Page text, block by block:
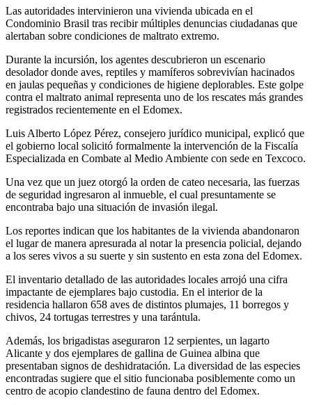
Las autoridades intervinieron una vivienda ubicada en el
Condominio Brasil tras recibir múltiples denuncias ciudadanas que
alertaban sobre condiciones de maltrato extremo.
Durante la incursión, los agentes descubrieron un escenario
desolador donde aves, reptiles y mamíferos sobrevivían hacinados
en jaulas pequeñas y condiciones de higiene deplorables. Este golpe
contra el maltrato animal representa uno de los rescates más grandes
registrados recientemente en el Edomex.
Luis Alberto López Pérez, consejero jurídico municipal, explicó que
el gobierno local solicitó formalmente la intervención de la Fiscalía
Especializada en Combate al Medio Ambiente con sede en Texcoco.
Una vez que un juez otorgó la orden de cateo necesaria, las fuerzas
de seguridad ingresaron al inmueble, el cual presuntamente se
encontraba bajo una situación de invasión ilegal.
Los reportes indican que los habitantes de la vivienda abandonaron
el lugar de manera apresurada al notar la presencia policial, dejando
a los seres vivos a su suerte y sin sustento en esta zona del Edomex.
El inventario detallado de las autoridades locales arrojó una cifra
impactante de ejemplares bajo custodia. En el interior de la
residencia hallaron 658 aves de distintos plumajes, 11 borregos y
chivos, 24 tortugas terrestres y una tarántula.
Además, los brigadistas aseguraron 12 serpientes, un lagarto
Alicante y dos ejemplares de gallina de Guinea albina que
presentaban signos de deshidratación. La diversidad de las especies
encontradas sugiere que el sitio funcionaba posiblemente como un
centro de acopio clandestino de fauna dentro del Edomex.